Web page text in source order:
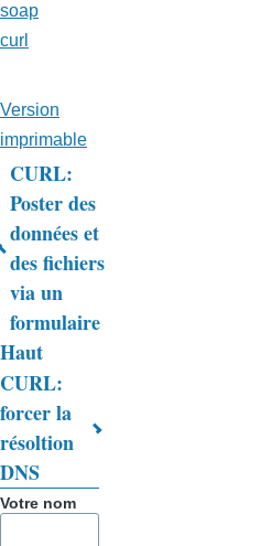
soap
curl
Version
imprimable
Liens
transversaux
de
livre
pour
Trucs
&
Astuces
CURL:
Poster des
données et
des fichiers
via un
formulaire
Haut
CURL:
forcer la
résoltion
DNS
Votre nom